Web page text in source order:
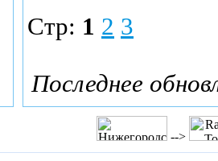
Стр: 1 2 3
Последнее
-->